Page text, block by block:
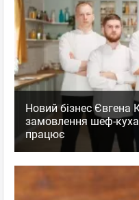
Новий бізнес Євгена
замовлення шеф-
працює